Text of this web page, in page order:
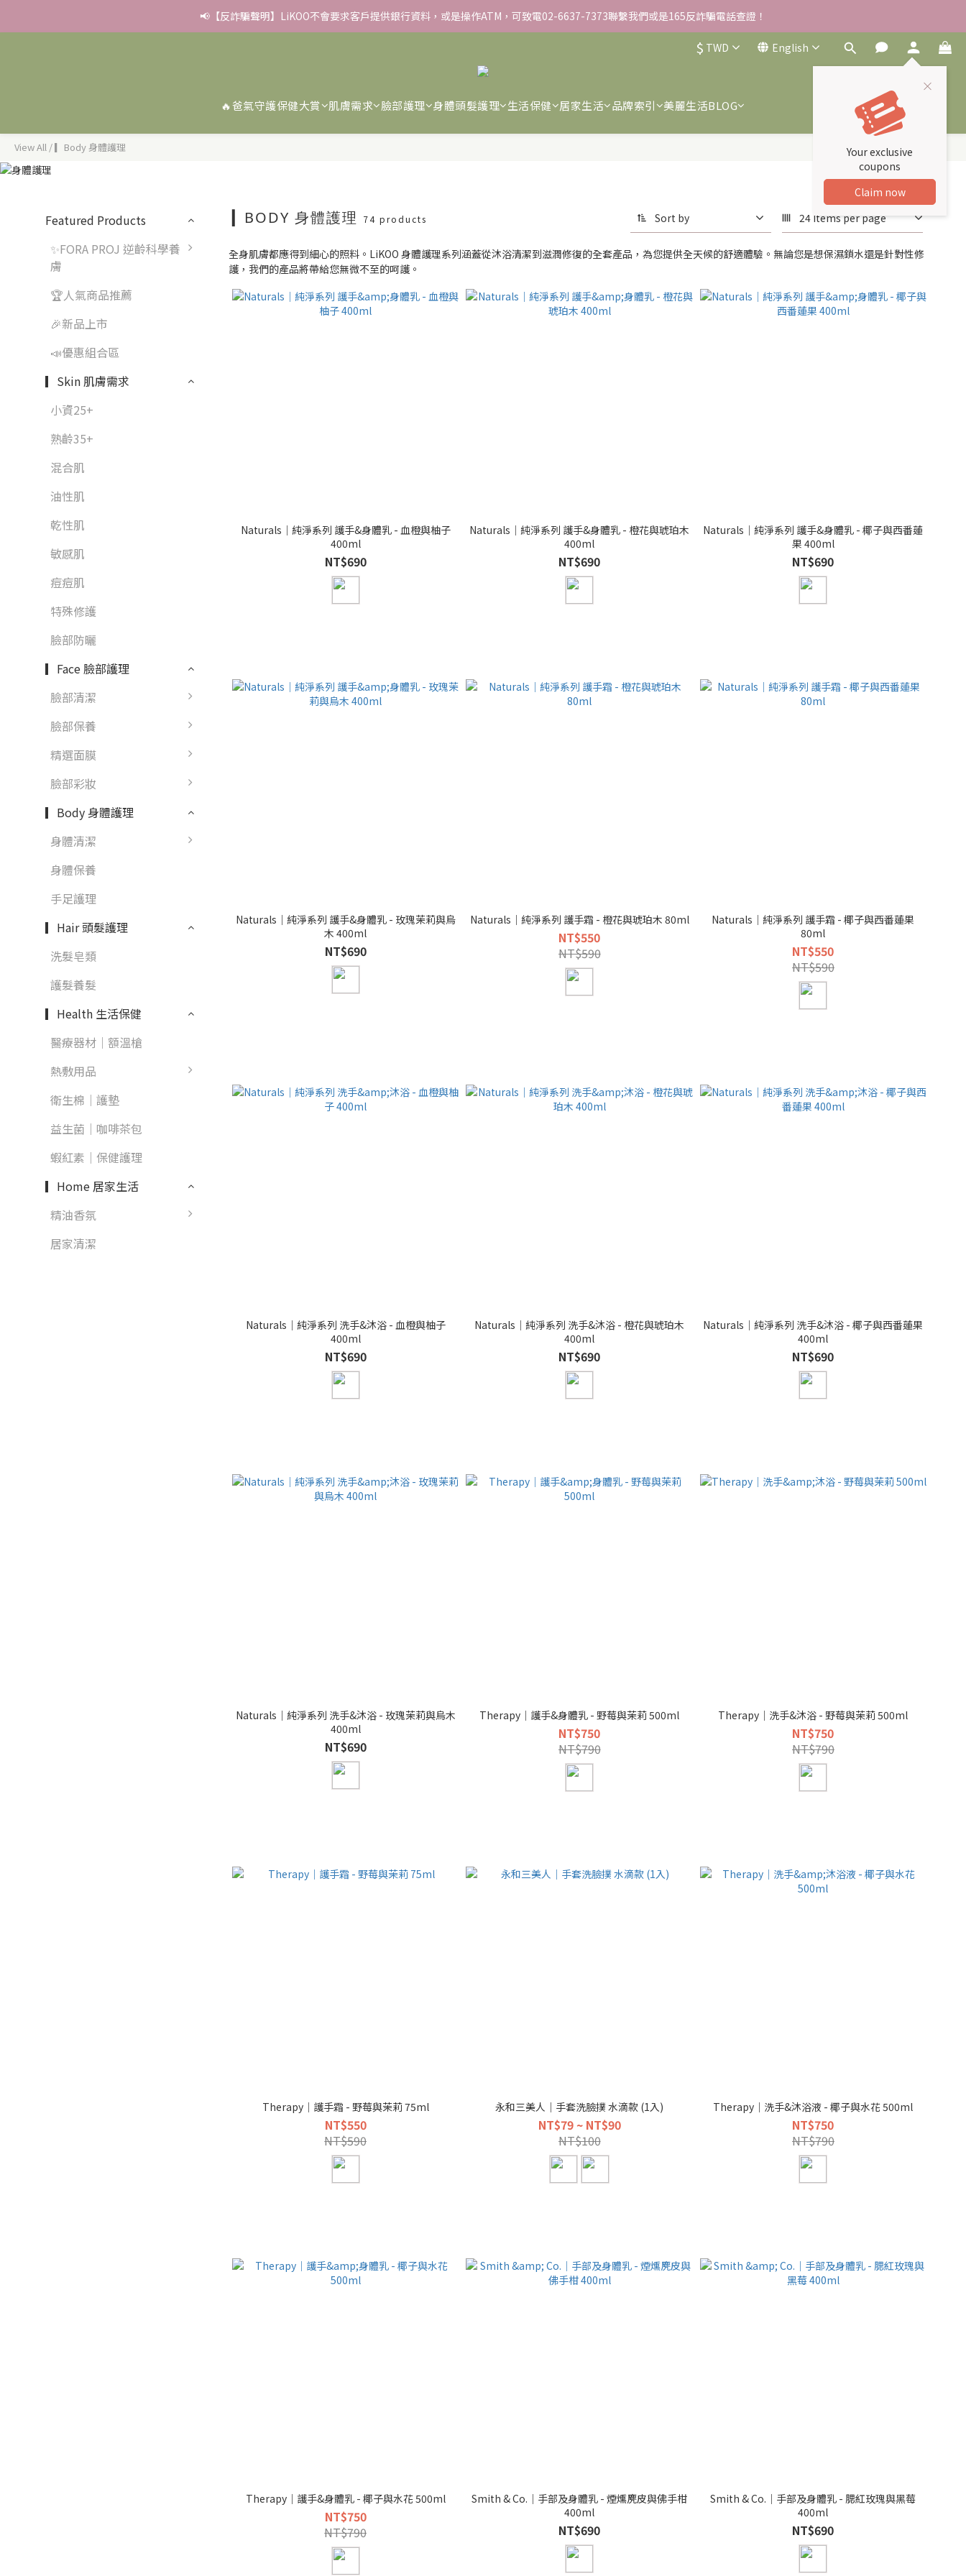
✨滿額好禮 ➊滿９９９贈▸彈力保濕面膜/盒 ➋滿１８８８贈▸蒸氣熱敷眼罩/盒 ❸滿３３８８贈▸積雪草柔敏舒緩水凝霜EX/瓶
📢【反詐騙聲明】LiKOO不會要求客戶提供銀行資料，或是操作ATM，可致電02-6637-7373聯繫我們或是165反詐騙電話查證！
✨滿額好禮 ➊滿９９９贈▸彈力保濕面膜/盒 ➋滿１８８８贈▸蒸氣熱敷眼罩/盒 ❸滿３３８８贈▸積雪草柔敏舒緩水凝霜EX/瓶
$ TWD English
Your exclusive
coupons
Claim now
🔥爸氣守護保健大賞 肌膚需求 臉部護理 身體頭髮護理 生活保健 居家生活 品牌索引 美麗生活BLOG
View All /▎Body 身體護理
Featured Products
✨FORA PROJ 逆齡科學養
膚
🏆人氣商品推薦
🎉新品上市
📣優惠組合區
▎Skin 肌膚需求
小資25+
熟齡35+
混合肌
油性肌
乾性肌
敏感肌
痘痘肌
特殊修護
臉部防曬
▎Face 臉部護理
臉部清潔
臉部保養
精選面膜
臉部彩妝
▎Body 身體護理
身體清潔
身體保養
手足護理
▎Hair 頭髮護理
洗髮皂類
護髮養髮
▎Health 生活保健
醫療器材｜額溫槍
熱敷用品
衛生棉｜護墊
益生菌｜咖啡茶包
蝦紅素｜保健護理
▎Home 居家生活
精油香氛
居家清潔
▎BODY 身體護理 74 products Sort by 24 Items per page
全身肌膚都應得到細心的照料。LiKOO 身體護理系列涵蓋從沐浴清潔到滋潤修復的全套產品，為您提供全天候的舒適體驗。無論您是想保濕鎖水還是針對性修
護，我們的產品將帶給您無微不至的呵護。
Naturals｜純淨系列 護手&身體乳 - 血橙與柚子
400ml
NT$690
Naturals｜純淨系列 護手&身體乳 - 橙花與琥珀木
400ml
NT$690
Naturals｜純淨系列 護手&身體乳 - 椰子與西番蓮
果 400ml
NT$690
Naturals｜純淨系列 護手&身體乳 - 玫瑰茉莉與烏
木 400ml
NT$690
Naturals｜純淨系列 護手霜 - 橙花與琥珀木 80ml
NT$550
NT$590
Naturals｜純淨系列 護手霜 - 椰子與西番蓮果
80ml
NT$550
NT$590
Naturals｜純淨系列 洗手&沐浴 - 血橙與柚子
400ml
NT$690
Naturals｜純淨系列 洗手&沐浴 - 橙花與琥珀木
400ml
NT$690
Naturals｜純淨系列 洗手&沐浴 - 椰子與西番蓮果
400ml
NT$690
Naturals｜純淨系列 洗手&沐浴 - 玫瑰茉莉與烏木
400ml
NT$690
Therapy｜護手&身體乳 - 野莓與茉莉 500ml
NT$750
NT$790
Therapy｜洗手&沐浴 - 野莓與茉莉 500ml
NT$750
NT$790
Therapy｜護手霜 - 野莓與茉莉 75ml
NT$550
NT$590
永和三美人｜手套洗臉撲 水滴款 (1入)
NT$79 ~ NT$90
NT$100
Therapy｜洗手&沐浴液 - 椰子與水花 500ml
NT$750
NT$790
Therapy｜護手&身體乳 - 椰子與水花 500ml
NT$750
NT$790
Smith & Co.｜手部及身體乳 - 煙燻麂皮與佛手柑
400ml
NT$690
Smith & Co.｜手部及身體乳 - 腮紅玫瑰與黑莓
400ml
NT$690